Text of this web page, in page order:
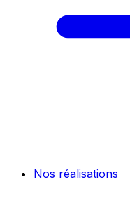
Nos réalisations